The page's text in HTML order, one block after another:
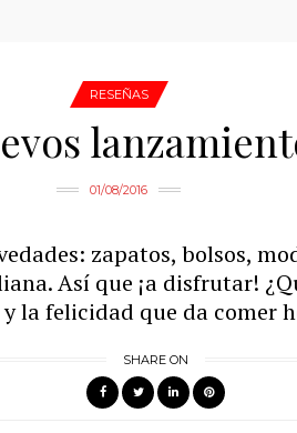
RESEÑAS
01/08/2016
zapatos, bolsos,
Así que ¡a disfrutar!
la felicidad que da comer
SHARE ON